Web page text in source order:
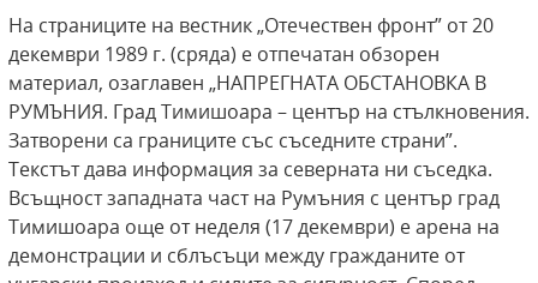
На страниците на вестник „Отечествен фронт” от 20
декември 1989 г. (сряда) е отпечатан обзорен
материал, озаглавен „НАПРЕГНАТА ОБСТАНОВКА В
РУМЪНИЯ. Град Тимишоара – център на стълкновения.
Затворени са границите със съседните страни”.
Текстът дава информация за северната ни съседка.
Всъщност западната част на Румъния с център град
Тимишоара още от неделя (17 декември) е арена на
демонстрации и сблъсъци между гражданите от